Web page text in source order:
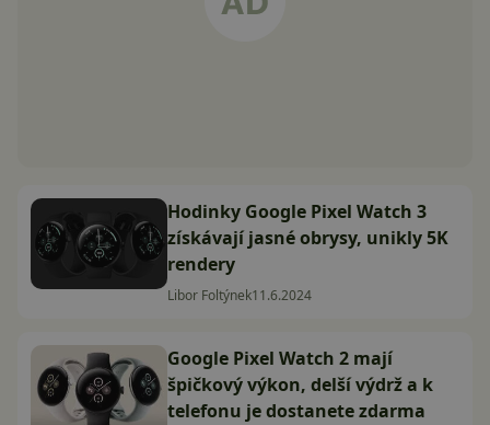
Hodinky Google Pixel Watch 3
získávají jasné obrysy, unikly 5K
rendery
Libor Foltýnek11.6.2024
Google Pixel Watch 2 mají
špičkový výkon, delší výdrž a k
telefonu je dostanete zdarma